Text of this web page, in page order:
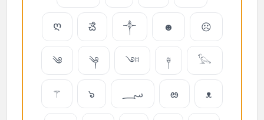
Ღ ౘ ༒ ☻ ☹
༄ ༆ ༇ ༈ 𓅂
⚚ ๖ ؄ ఴ ᴥ